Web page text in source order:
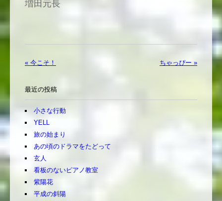
増田元長
« 今こそ！ ちゃっぴー »
最近の投稿
小さな行動
YELL
旅の始まり
あの頃のドラマをたどって
玄人
看板のないピアノ教室
紫陽花
平成の斜陽